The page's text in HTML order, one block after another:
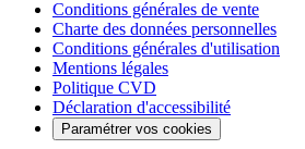
Conditions générales de vente
Charte des données personnelles
Conditions générales d'utilisation
Mentions légales
Politique CVD
Déclaration d'accessibilité
Paramétrer vos cookies